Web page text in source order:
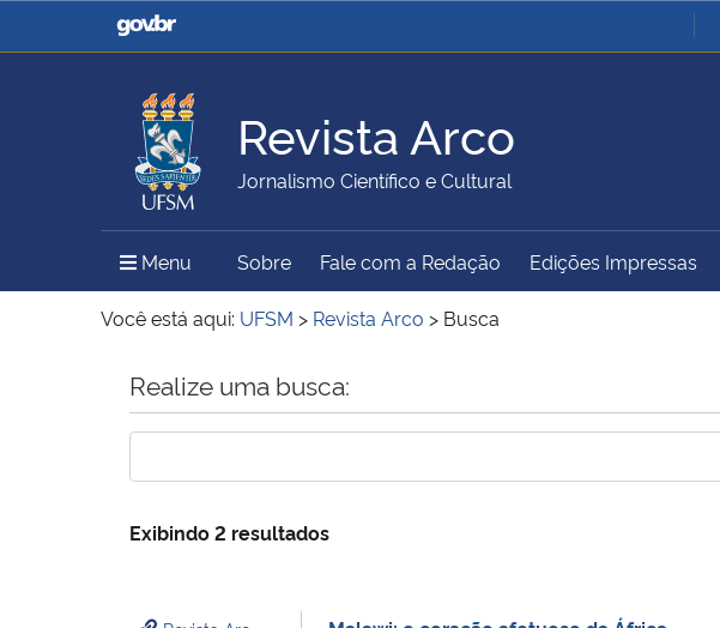
Casa Civil
Ministério da Justiça e
Ministério da Defesa
Ministério da Agricultura,
Pecuária e Abastecimento
Ministério da Educação
Ministério do Meio Ambiente Ministério do Turismo
Ministério do
Revista Arco
Jornalismo Científico e Cultural
Menu Menu Principal do Sítio
Sobre Fale com a Redação Edições Impressas
Você está aqui: UFSM > Revista Arco > Busca
Início do conteúdo
Realize uma busca:
Exibindo 2 resultados